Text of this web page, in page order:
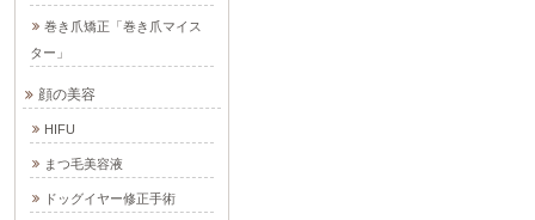
巻き爪矯正「巻き爪マイス
ター」
顔の美容
HIFU
まつ毛美容液
ドッグイヤー修正手術